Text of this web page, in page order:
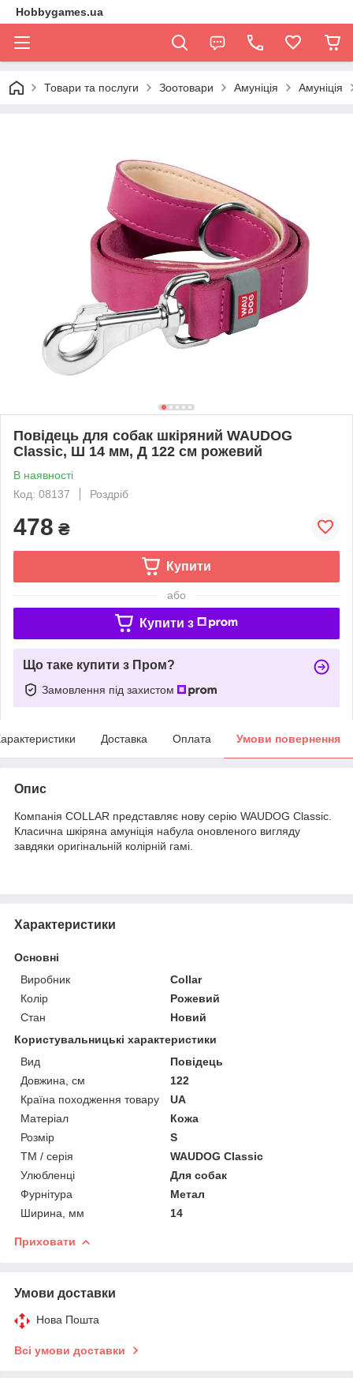
Hobbygames.ua
Товари та послуги Зоотовари Амуніція Амуніція
Повідець для собак шкіряний WAUDOG
Classic, Ш 14 мм, Д 122 см рожевий
В наявності
Код: 08137
Роздріб
478 ₴
Купити
або
Купити з
Що таке купити з Пром?
Замовлення під захистом
Доставка Оплата Умови повернення
Опис
Компанія COLLAR представляє нову серію WAUDOG Classic.
Класична шкіряна амуніція набула оновленого вигляду
завдяки оригінальній колірній гамі.
Характеристики
Основні
Виробник
Collar
Колір
Рожевий
Стан
Новий
Користувальницькі характеристики
Вид
Повідець
Довжина, см
122
Країна походження товару
UA
Матеріал
Кожа
Розмір
S
ТМ / серія
WAUDOG Classic
Улюбленці
Для собак
Фурнітура
Метал
Ширина, мм
14
Приховати
Умови доставки
Нова Пошта
Всі умови доставки